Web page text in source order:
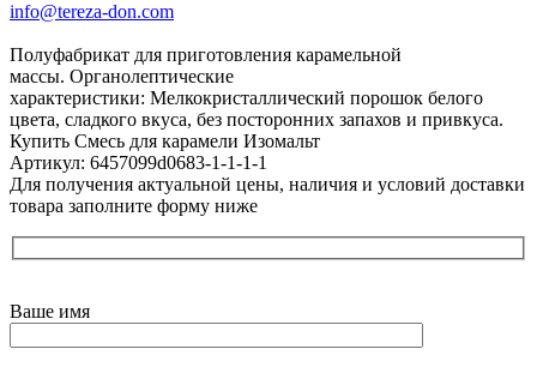
info@tereza-don.com
Полуфабрикат для приготовления карамельной
массы. Органолептические
характеристики: Мелкокристаллический порошок белого
цвета, сладкого вкуса, без посторонних запахов и привкуса.
Купить Смесь для карамели Изомальт
Артикул: 6457099d0683-1-1-1-1
Для получения актуальной цены, наличия и условий доставки
товара заполните форму ниже
Ваше имя